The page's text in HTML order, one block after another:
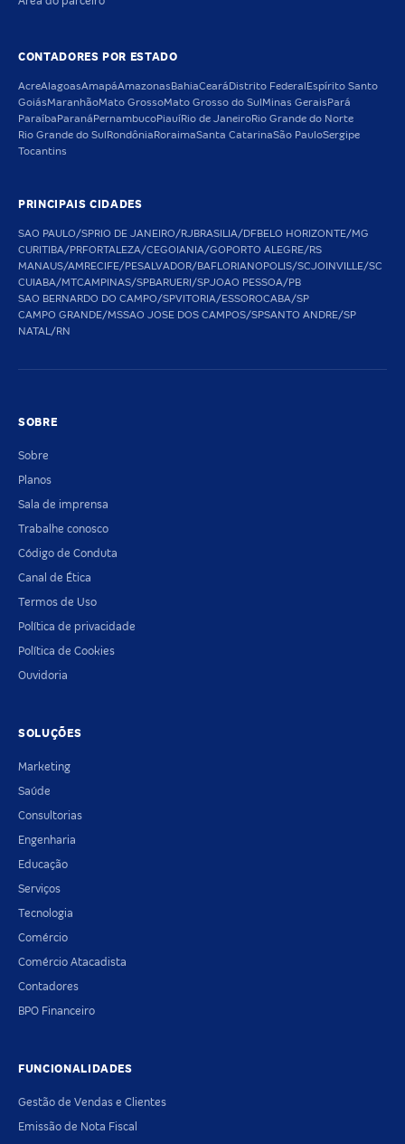
CONTADORES POR ESTADO
AcreAlagoasAmapáAmazonas BahiaCeará Distrito Federal Espírito Santo
GoiásMaranhãoMato GrossoMato Grosso do Sul Minas Gerais Pará
Paraíba Paraná PernambucoPiauíRio de JaneiroRio Grande do Norte
Rio Grande do Sul Rondônia RoraimaSanta CatarinaSão PauloSergipe
Tocantins
PRINCIPAIS CIDADES
SAO PAULO/SPRIO DE JANEIRO/RJBRASILIA/DFBELO HORIZONTE/MG
CURITIBA/PRFORTALEZA/CEGOIANIA/GOPORTO ALEGRE/RS
MANAUS/AMRECIFE/PESALVADOR/BAFLORIANOPOLIS/SCJOINVILLE/SC
CUIABA/MTCAMPINAS/SPBARUERI/SPJOAO PESSOA/PB
SAO BERNARDO DO CAMPO/SPVITORIA/ESSOROCABA/SP
CAMPO GRANDE/MSSAO JOSE DOS CAMPOS/SPSANTO ANDRE/SP
NATAL/RN
SOBRE
Sobre
Planos
Sala de imprensa
Trabalhe conosco
Código de Conduta
Canal de Ética
Termos de Uso
Política de privacidade
Política de Cookies
Ouvidoria
SOLUÇÕES
Marketing
Saúde
Consultorias
Engenharia
Educação
Serviços
Tecnologia
Comércio
Comércio Atacadista
Contadores
BPO Financeiro
FUNCIONALIDADES
Gestão de Vendas e Clientes
Emissão de Nota Fiscal